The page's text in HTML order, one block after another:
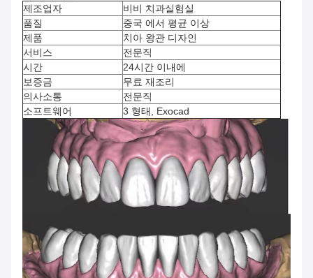
제조업자
비비 치과실험실
품질
중국 에서 평균 이상
제품
치아 왕관 디자인
서비스
전문직
시간
24시간 이내에
보증금
무료 재조리
의사소통
전문직
소프트웨어
3 형태, Exocad